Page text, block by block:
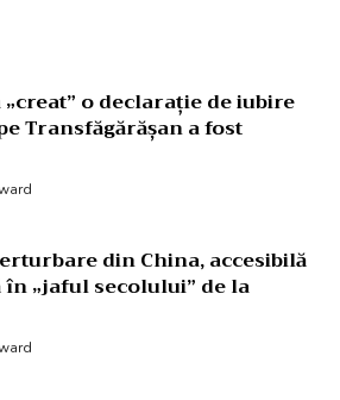
o declarație de iubire
Transfăgărășan a fost
din China, accesibilă
„jaful secolului” de la